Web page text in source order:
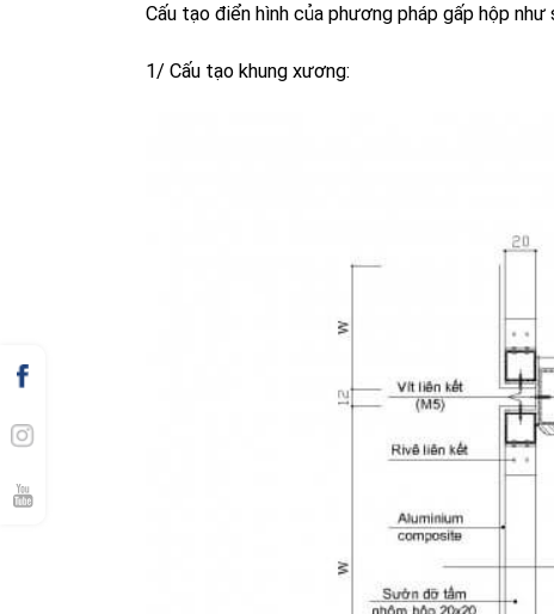
Cấu tạo điển hình của phương pháp gấp hộp như
1/ Cấu tạo khung xương: